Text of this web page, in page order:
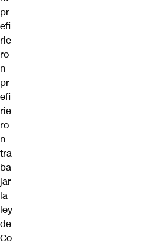
pr
efi
rie
ro
n
pr
efi
rie
ro
n
tra
ba
jar
la
ley
de
Co